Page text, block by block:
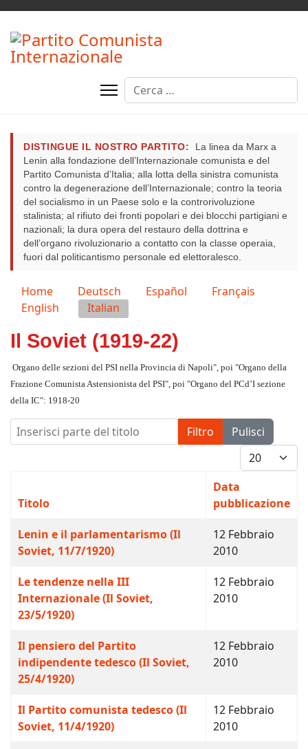
Cerca
DISTINGUE IL NOSTRO PARTITO:
La linea da Marx a
Lenin alla fondazione dell’Internazionale comunista e del
Partito Comunista d’Italia; alla lotta della sinistra comunista
contro la degenerazione dell’Internazionale; contro la teoria
del socialismo in un Paese solo e la controrivoluzione
stalinista; al rifiuto dei fronti popolari e dei blocchi partigiani e
nazionali; la dura opera del restauro della dottrina e
dell’organo rivoluzionario a contatto con la classe operaia,
fuori dal politicantismo personale ed elettoralesco.
Seleziona la tua lingua
Home Deutsch Español
Français
English
Italian
Il Soviet (1919‑22)
Organo delle sezioni del PSI nella Provincia di Napoli", poi "Organo della
Frazione Comunista Astensionista del PSI", poi "Organo del PCd’I sezione
della IC": 1918‑20
Inserisci parte del titolo Filtro
Pulisci
Visualizza #
Titolo
Data
pubblicazione
Lenin e il parlamentarismo (Il
Soviet, 11/7/1920)
12 Febbraio
2010
Le tendenze nella III
Internazionale (Il Soviet,
23/5/1920)
12 Febbraio
2010
Il pensiero del Partito
indipendente tedesco (Il Soviet,
25/4/1920)
12 Febbraio
2010
Il Partito comunista tedesco (Il
Soviet, 11/4/1920)
12 Febbraio
2010